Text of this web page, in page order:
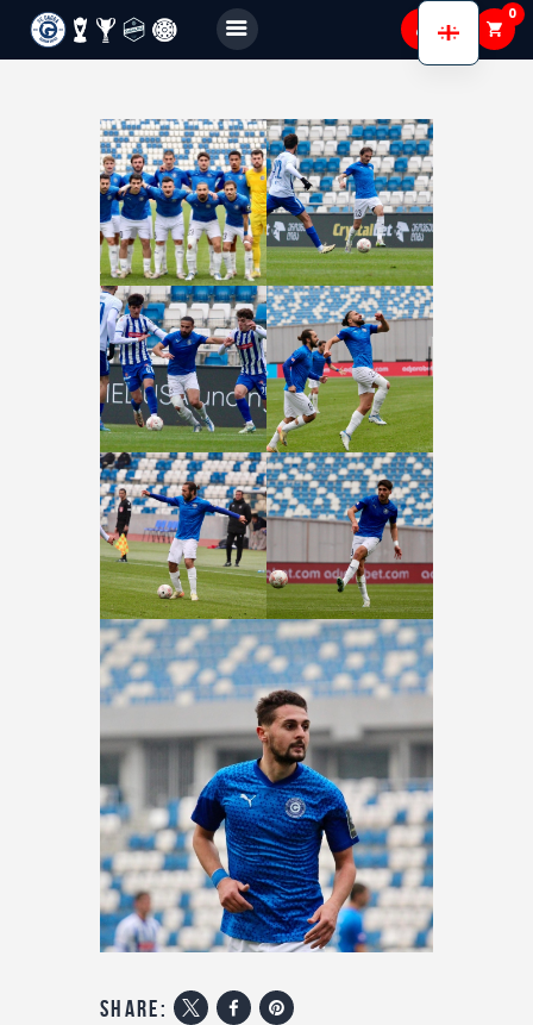
0
ჩვენ შესახებ
გუნდები
აკადემია
Shop
Membership
გალერეა
share: